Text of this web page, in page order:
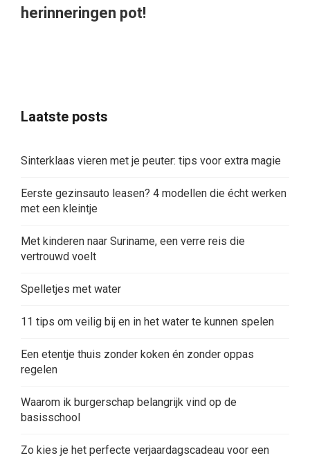
herinneringen pot!
Laatste posts
Sinterklaas vieren met je peuter: tips voor extra magie
Eerste gezinsauto leasen? 4 modellen die écht werken
met een kleintje
Met kinderen naar Suriname, een verre reis die
vertrouwd voelt
Spelletjes met water
11 tips om veilig bij en in het water te kunnen spelen
Een etentje thuis zonder koken én zonder oppas
regelen
Waarom ik burgerschap belangrijk vind op de
basisschool
Zo kies je het perfecte verjaardagscadeau voor een